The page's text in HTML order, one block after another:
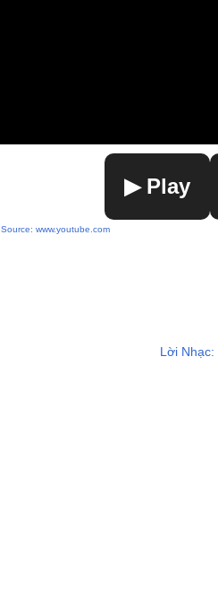
▶ Play
Source: www.youtube.com
Lời Nhạc: